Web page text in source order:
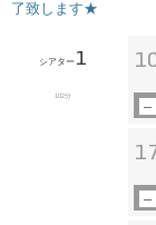
了致します★
シアター 1
102分